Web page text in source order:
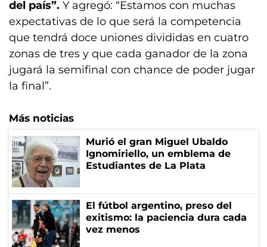
del país”. Y agregó: “Estamos con muchas
expectativas de lo que será la competencia
que tendrá doce uniones divididas en cuatro
zonas de tres y que cada ganador de la zona
jugará la semifinal con chance de poder jugar
la final”.
Más noticias
Murió el gran Miguel Ubaldo
Ignomiriello, un emblema de
Estudiantes de La Plata
El fútbol argentino, preso del
exitismo: la paciencia dura cada
vez menos